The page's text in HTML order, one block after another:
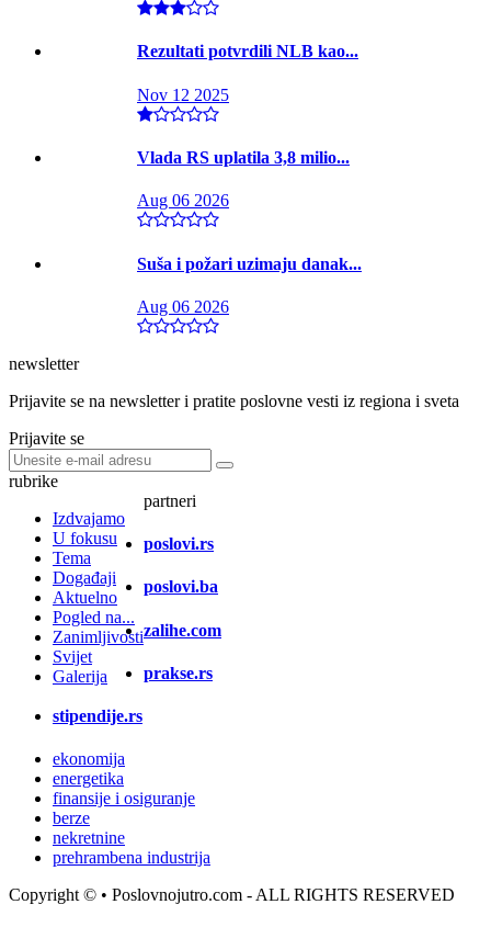
Rezultati potvrdili NLB kao...
Nov 12 2025
Vlada RS uplatila 3,8 milio...
Aug 06 2026
Suša i požari uzimaju danak...
Aug 06 2026
newsletter
Prijavite se na newsletter i pratite poslovne vesti iz regiona i sveta
Prijavite se
rubrike
Izdvajamo
U fokusu
Tema
Događaji
Aktuelno
Pogled na...
Zanimljivosti
Svijet
Galerija
partneri
poslovi.rs
poslovi.ba
zalihe.com
prakse.rs
stipendije.rs
ekonomija
energetika
finansije i osiguranje
berze
nekretnine
prehrambena industrija
Copyright © • Poslovnojutro.com - ALL RIGHTS RESERVED